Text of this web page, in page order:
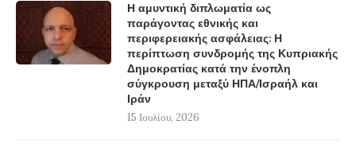
Η αμυντική διπλωματία ως
παράγοντας εθνικής και
περιφερειακής ασφάλειας: Η
περίπτωση συνδρομής της Κυπριακής
Δημοκρατίας κατά την ένοπλη
σύγκρουση μεταξύ ΗΠΑ/Ισραήλ και
Ιράν
15 Ιουλίου, 2026